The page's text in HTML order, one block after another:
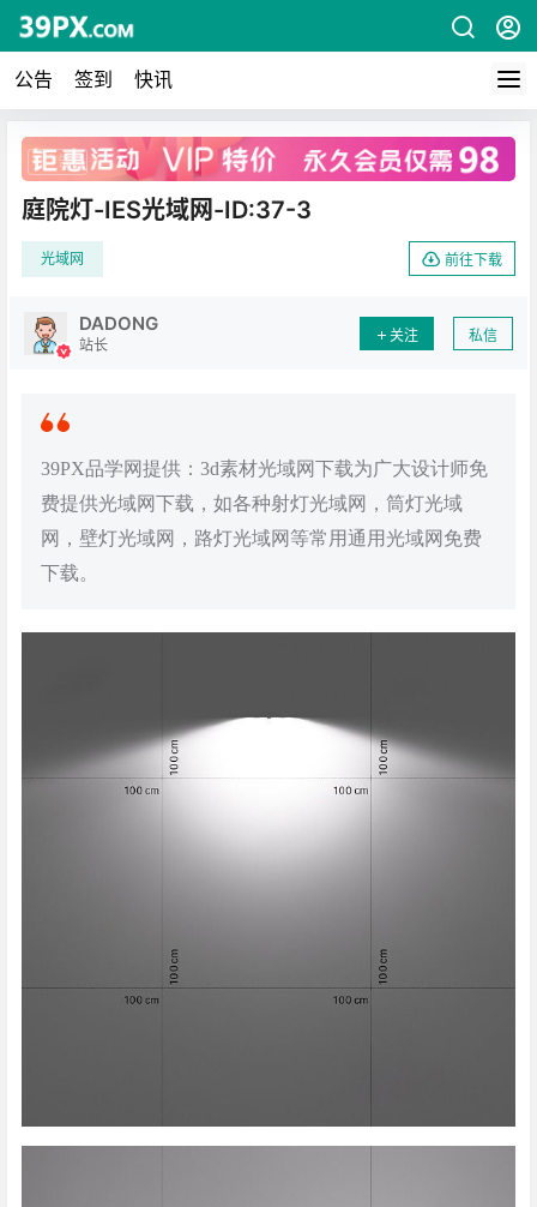
公告 签到 快讯
广告
庭院灯-IES光域网-ID:37-3
光域网 前往下载
DADONG
站长
关注 私信
39PX品学网提供：3d素材光域网下载为广大设计师免
费提供光域网下载，如各种射灯光域网，筒灯光域
网，壁灯光域网，路灯光域网等常用通用光域网免费
下载。